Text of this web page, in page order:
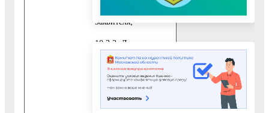
Заявителя;
10.3.3. Документ,
подтверждающий
полномочия
представителя